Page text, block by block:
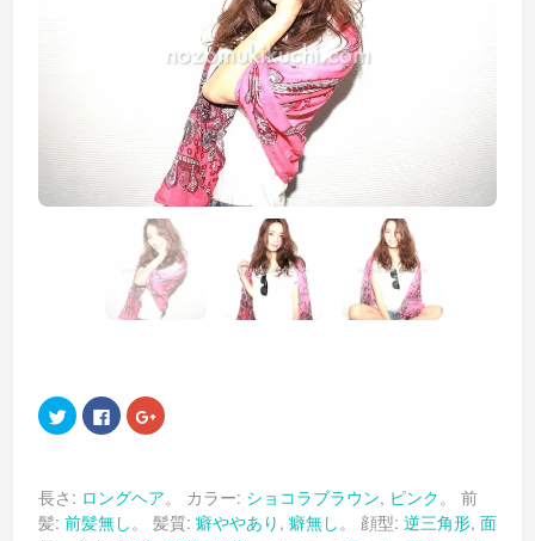
ク
リ
Twitter
で
共
Facebook
で
に
は
ク
ク
リ
Google+
で
共
長さ: ロングヘア。 カラー: ショコラブラウン, ピンク 。 前
髪: 前髪無し 。 髪質: 癖ややあり , 癖無し 。 顔型: 逆三角形, 面